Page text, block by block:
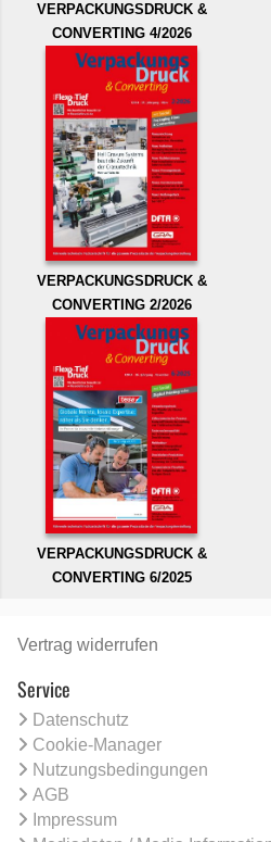
VERPACKUNGSDRUCK &
CONVERTING 4/2026
VERPACKUNGSDRUCK &
CONVERTING 2/2026
VERPACKUNGSDRUCK &
CONVERTING 6/2025
Vertrag widerrufen
Service
Datenschutz
Cookie-Manager
Nutzungsbedingungen
AGB
Impressum